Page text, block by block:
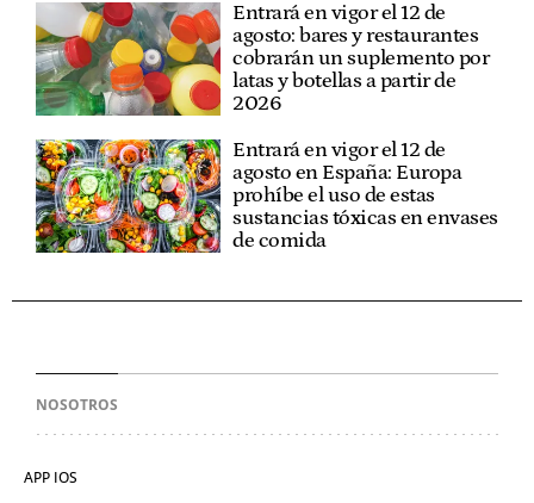
Entrará en vigor el 12 de
agosto: bares y restaurantes
cobrarán un suplemento por
latas y botellas a partir de
2026
Entrará en vigor el 12 de
agosto en España: Europa
prohíbe el uso de estas
sustancias tóxicas en envases
de comida
NOSOTROS
APP IOS